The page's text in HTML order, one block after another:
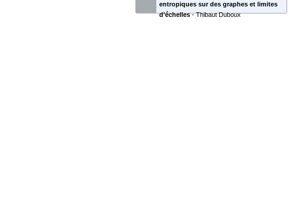
entropiques sur des graphes et limites
d’échelles - Thibaut Duboux